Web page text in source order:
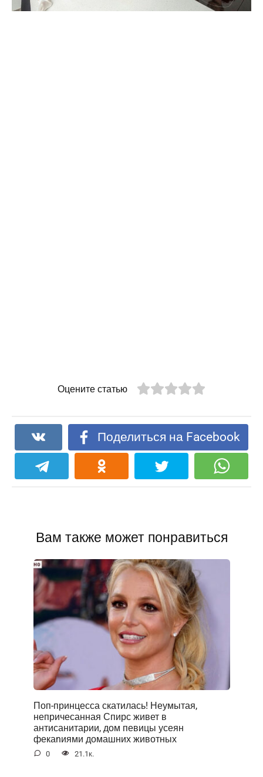
Оцените статью
Поделиться на Facebook
Вам также может понравиться
Поп-принцесса скатилась! Неумытая,
непричесанная Спирс живет в
антисанитарии, дом певицы усеян
фекаnиями домашних животных
0 21.1к.